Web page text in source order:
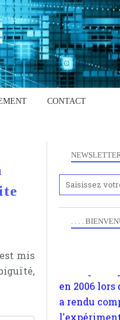
CONTACT
mis
. . . .
en 2006
compte
les
suivant la